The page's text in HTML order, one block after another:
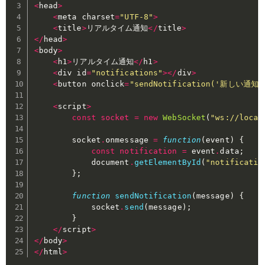
<head>
<meta charset="UTF-8">
<title>リアルタイム通知</title>
</ head>
<body>
<h1> リアルタイム通知</ h1>
<div id="notifications"></div>
<button onclick= "sendNotification('新しい通知
<script>
const
socket = new WebSocket ( "ws://
        socket
. onmessage = function (event )
{
const
notification = event .data ;
            document
. getElementById (
} ;
function sendNotification ( message )
{
            socket
. send ( message ) ;
}
</script>
</ body>
</ html>